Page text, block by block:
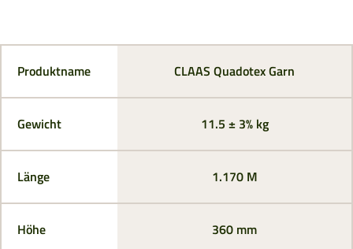
Produktname
Gewicht
Länge
Höhe
CLAAS Quadotex Garn
11.5 ± 3% kg
1.170 M
360 mm